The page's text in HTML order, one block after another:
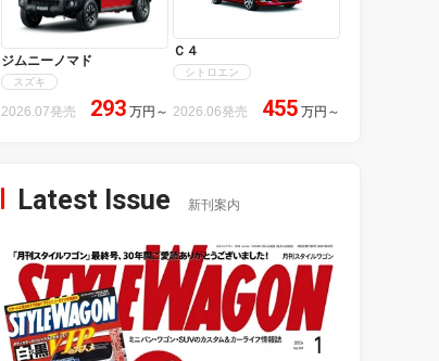
ジムニーノマド
スズキ
2026.07発売 293 万円 ～
Ｃ４
シトロエン
2026.06発売 455 万円 ～
Latest Issue 新刊案内